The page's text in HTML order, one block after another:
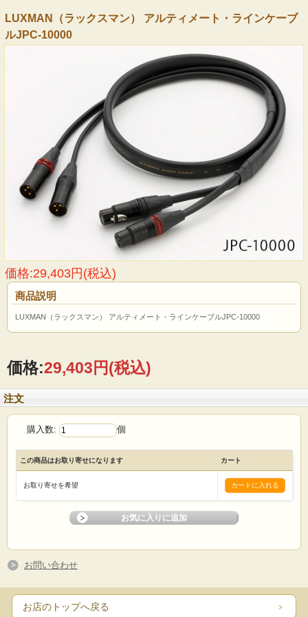
LUXMAN（ラックスマン） アルティメート・ラインケーブ
ルJPC-10000
価格:29,403円(税込)
商品説明
LUXMAN（ラックスマン） アルティメート・ラインケーブルJPC-10000
価格:29,403円(税込)
注文
購入数: 個
この商品はお取り寄せになります カート
お取り寄せを希望
お問い合わせ
お店のトップへ戻る